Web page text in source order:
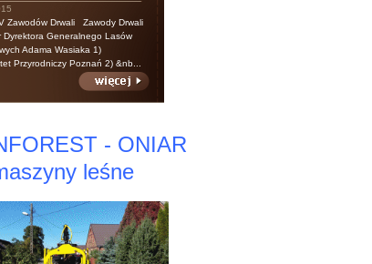
Zawodów Drwali Zawody Drwali
Dyrektora Generalnego Lasów
Adama Wasiaka 1)
Przyrodniczy Poznań 2) &nb...
- ONIAR
leśne